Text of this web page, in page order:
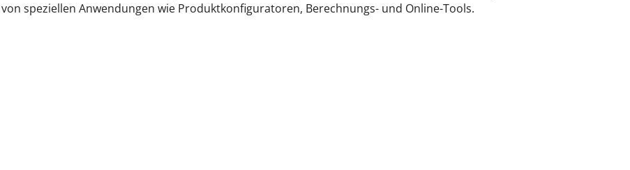
speziellen Anwendungen wie Produktkonfiguratoren, Berechnungs- und Online-Tools.